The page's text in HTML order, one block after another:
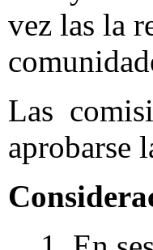
vez las la
Las
aprobarse